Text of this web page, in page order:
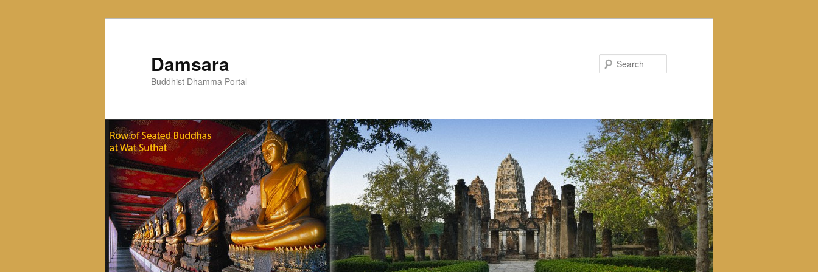
Damsara
Buddhist Dhamma Portal